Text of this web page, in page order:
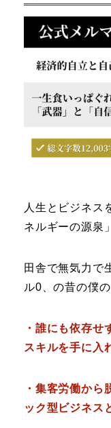
人生とビジネス
ネルギーの源泉
田舎で無気力で
ル0、の昔の僕
・誰にも依存せ
スキルを手に入
・集客労働から
ック型ビジネス